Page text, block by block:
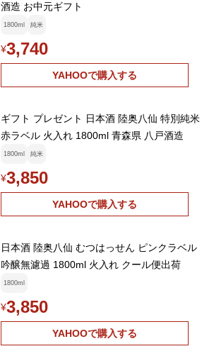
酒造 お中元ギフト
1800ml 純米
¥3,740
YAHOOで購入する
ギフト プレゼント 日本酒 陸奥八仙 特別純米
赤ラベル 火入れ 1800ml 青森県 八戸酒造
1800ml 純米
¥3,850
YAHOOで購入する
日本酒 陸奥八仙 むつはっせん ピンクラベル
吟醸無濾過 1800ml 火入れ クール便出荷
1800ml
¥3,850
YAHOOで購入する